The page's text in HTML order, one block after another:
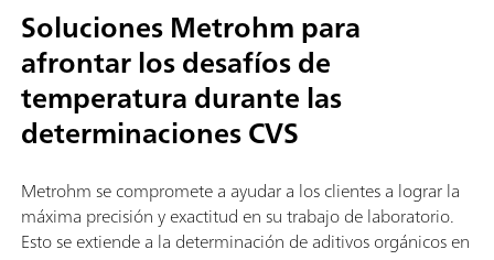
Soluciones Metrohm para
afrontar los desafíos de
temperatura durante las
determinaciones CVS
Metrohm se compromete a ayudar a los clientes a lograr la
máxima precisión y exactitud en su trabajo de laboratorio.
Esto se extiende a la determinación de aditivos orgánicos en